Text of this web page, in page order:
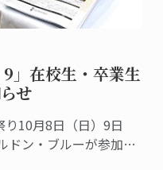
9」在校生・卒業生
せ
10月8日（日）9日
ドン・ブルーが参加し